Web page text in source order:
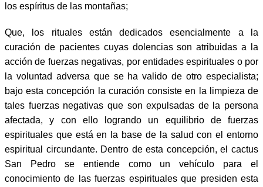
los espíritus de las montañas;
Que, los rituales están dedicados esencialmente a la
curación de pacientes cuyas dolencias son atribuidas a la
acción de fuerzas negativas, por entidades espirituales o por
la voluntad adversa que se ha valido de otro especialista;
bajo esta concepción la curación consiste en la limpieza de
tales fuerzas negativas que son expulsadas de la persona
afectada, y con ello logrando un equilibrio de fuerzas
espirituales que está en la base de la salud con el entorno
espiritual circundante. Dentro de esta concepción, el cactus
San Pedro se entiende como un vehículo para el
conocimiento de las fuerzas espirituales que presiden esta